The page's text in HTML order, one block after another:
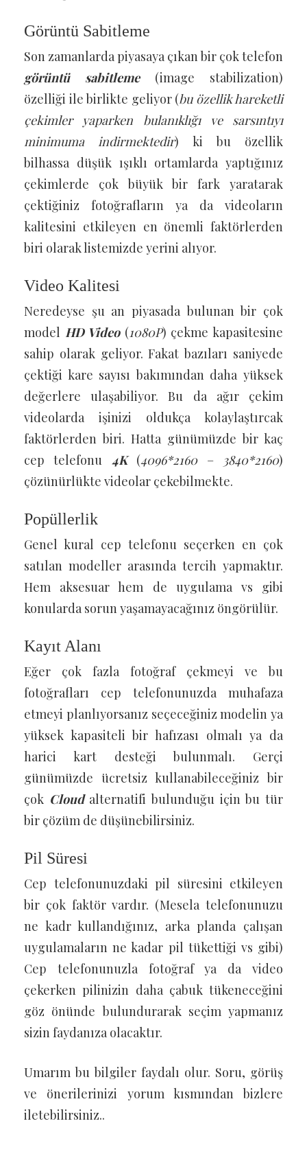
Görüntü Sabitleme
Son zamanlarda piyasaya çıkan bir çok telefon
görüntü sabitleme(image stabilization)
özelliği ile birlikte geliyor (bu özellik hareketli
çekimler yaparken bulanıklığı ve sarsıntıyı
minimuma indirmektedir) ki bu özellik
bilhassa düşük ışıklı ortamlarda yaptığınız
çekimlerde çok büyük bir fark yaratarak
çektiğiniz fotoğrafların ya da videoların
kalitesini etkileyen en önemli faktörlerden
biri olarak listemizde yerini alıyor.
Video Kalitesi
Neredeyse şu an piyasada bulunan bir çok
model HD Video(1080P) çekme kapasitesine
sahip olarak geliyor. Fakat bazıları saniyede
çektiği kare sayısı bakımından daha yüksek
değerlere ulaşabiliyor. Bu da ağır çekim
videolarda işinizi oldukça kolaylaştırcak
faktörlerden biri. Hatta günümüzde bir kaç
cep telefonu 4K(4096*2160– 3840*2160)
çözünürlükte videolar çekebilmekte.
Popüllerlik
Genel kural cep telefonu seçerken en çok
satılan modeller arasında tercih yapmaktır.
Hem aksesuar hem de uygulama vs gibi
konularda sorun yaşamayacağınız öngörülür.
Kayıt Alanı
Eğer çok fazla fotoğraf çekmeyi ve bu
fotoğrafları cep telefonunuzda muhafaza
etmeyi planlıyorsanız seçeceğiniz modelin ya
yüksek kapasiteli bir hafızası olmalı ya da
harici kart desteği bulunmalı. Gerçi
günümüzde ücretsiz kullanabileceğiniz bir
çok Cloudalternatifi bulunduğu için bu tür
bir çözüm de düşünebilirsiniz.
Pil Süresi
Cep telefonunuzdaki pil süresini etkileyen
bir çok faktör vardır. (Mesela telefonunuzu
ne kadr kullandığınız, arka planda çalışan
uygulamaların ne kadar pil tükettiği vs gibi)
Cep telefonunuzla fotoğraf ya da video
çekerken pilinizin daha çabuk tükeneceğini
göz önünde bulundurarak seçim yapmanız
sizin faydanıza olacaktır.
Umarım bu bilgiler faydalı olur. Soru, görüş
ve önerilerinizi yorum kısmından bizlere
iletebilirsiniz..